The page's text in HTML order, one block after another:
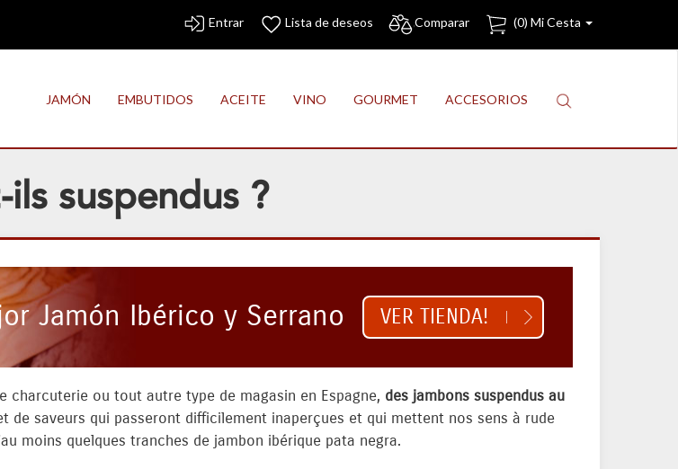
Entrar Lista de deseos Comparar (0) Mi Cesta
JAMÓN EMBUTIDOS ACEITE VINO GOURMET ACCESORIOS
suspendus ?
Jamón Ibérico y Serrano VER TIENDA!
charcuterie ou tout autre type de magasin en Espagne, des jambons suspendus au
de saveurs qui passeront difficilement inaperçues et qui mettent nos sens à rude
moins quelques tranches de jambon ibérique pata negra.